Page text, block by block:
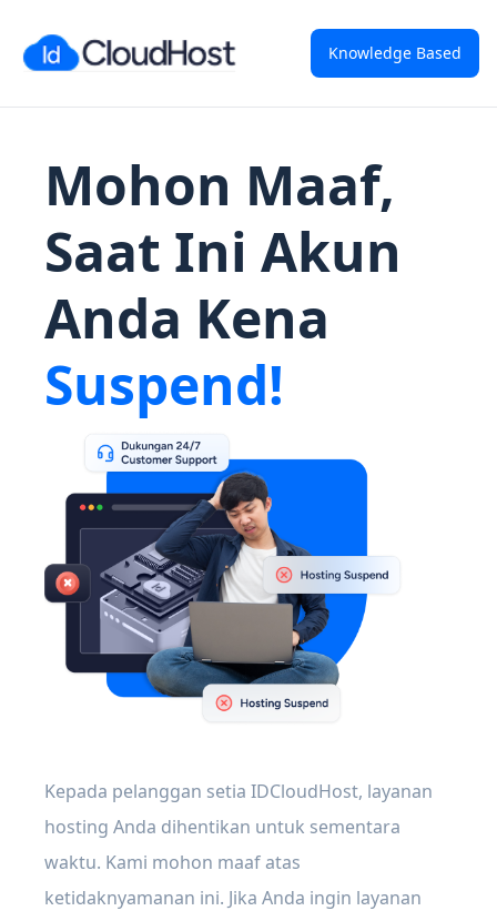
Knowledge Based
Mohon Maaf,
Saat Ini Akun
Anda Kena
Suspend!
Kepada pelanggan setia IDCloudHost, layanan
hosting Anda dihentikan untuk sementara
waktu. Kami mohon maaf atas
ketidaknyamanan ini. Jika Anda ingin layanan